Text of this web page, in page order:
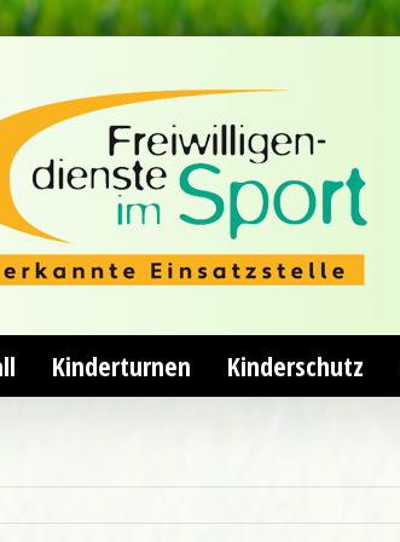
Kinderturnen Kinderschutz